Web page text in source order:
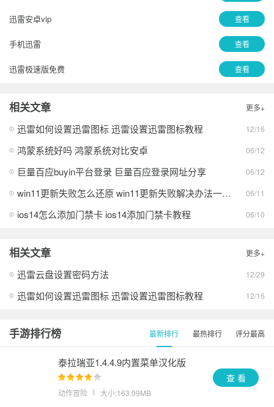
迅雷安卓vip 查看
手机迅雷 查看
迅雷极速版免费 查看
迅雷app免费
迅雷绿色版 查看
迅雷极速版手机版 查看
迅雷 查看
相关文章 更多+
迅雷如何设置迅雷图标 迅雷设置迅雷图标教程 12/16
鸿蒙系统好吗 鸿蒙系统对比安卓 06/12
巨量百应buyin平台登录 巨量百应登录网址分享 06/12
win11更新失败怎么还原 win11更新失败解决办法一览2026 06/11
ios14怎么添加门禁卡 ios14添加门禁卡教程 06/10
相关文章 更多+
迅雷云盘设置密码方法 12/29
迅雷如何设置迅雷图标 迅雷设置迅雷图标教程 12/16
手游排行榜 最新排行 最热排行 评分最高
泰拉瑞亚1.4.4.9内置菜单汉化版
动作冒险 大小:163.09MB
查 看